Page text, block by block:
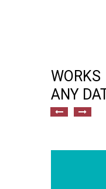
ANY